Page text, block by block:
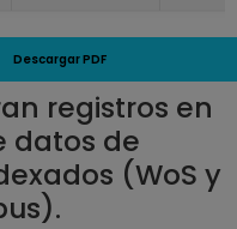
Definitivo
Centro de
Enseñanza para
Extranjeros
Desde 01-11-2010
hasta 15-01-2011
PROFESOR DE
Descargar PDF
registros en
datos de
(WoS y